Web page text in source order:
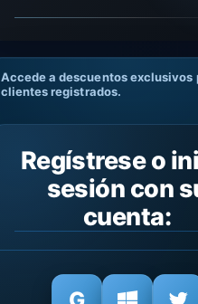
Accede a descuentos exclusivos
clientes registrados.
Regístrese o
sesión con
cuenta: